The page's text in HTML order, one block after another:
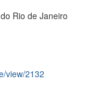
Rio de Janeiro
view/2132